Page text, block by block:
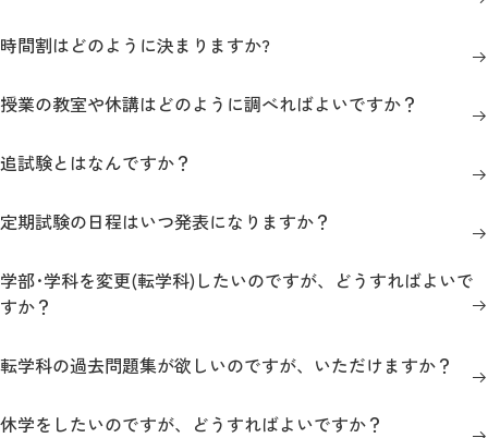
ボランティア
生涯学習・社会連携
入試情報サイト
時間割はどのように決まりますか?
授業の教室や休講はどのように調べればよいですか？
追試験とはなんですか？
定期試験の日程はいつ発表になりますか？
学部･学科を変更(転学科)したいのですが、どうすればよいで
すか？
転学科の過去問題集が欲しいのですが、いただけますか？
休学をしたいのですが、どうすればよいですか？